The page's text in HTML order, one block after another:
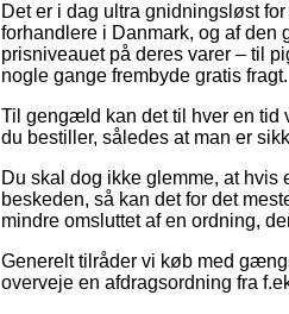
Det er i dag ultra gnidningsløst
forhandlere i Danmark, og af den
prisniveauet på deres varer – til
nogle gange frembyde gratis fragt.
Til gengæld kan det til hver en tid
du bestiller, således at man er
Du skal dog ikke glemme, at
beskeden, så kan det for det
mindre omsluttet af en ordning,
Generelt tilråder vi køb med
overveje en afdragsordning fra